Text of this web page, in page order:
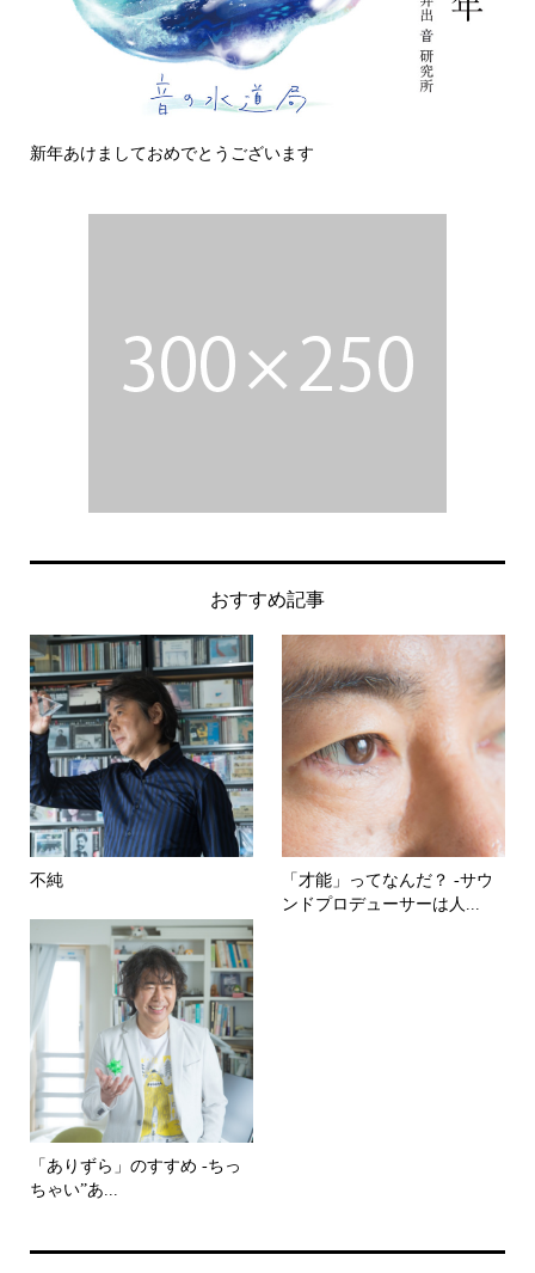
新年あけましておめでとうございます
おすすめ記事
不純
「才能」ってなんだ？ -サウ
ンドプロデューサーは人...
「ありずら」のすすめ -ちっ
ちゃい”あ...